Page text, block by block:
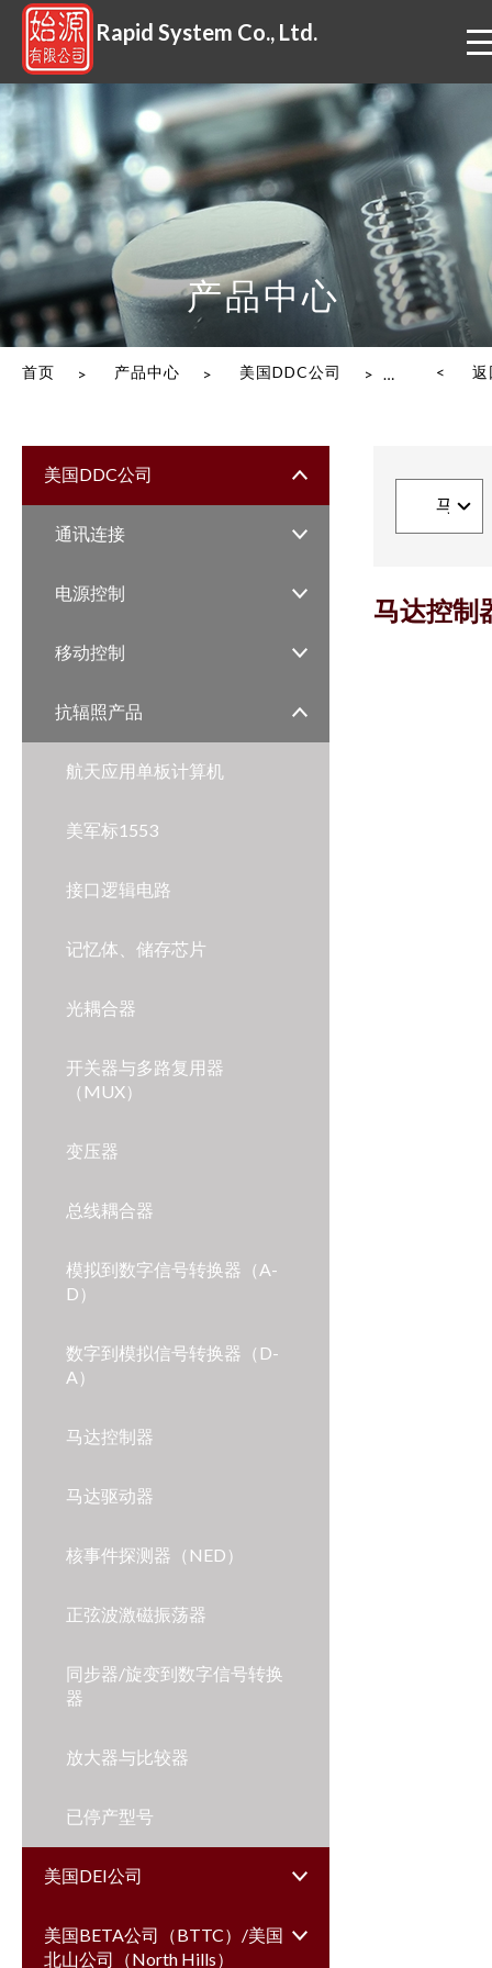
Rapid System Co., Ltd.
产品中心
首页 > 产品中心 > 美国DDC公司 > 抗辐照产品
< 返
美国DDC公司
通讯连接
电源控制
移动控制
抗辐照产品
航天应用单板计算机
美军标1553
接口逻辑电路
记忆体、储存芯片
光耦合器
开关器与多路复用器
（MUX）
变压器
总线耦合器
模拟到数字信号转换器（A-
D）
数字到模拟信号转换器（D-
A）
马达控制器
马达驱动器
核事件探测器（NED）
正弦波激磁振荡器
同步器/旋变到数字信号转换
器
放大器与比较器
已停产型号
美国DEI公司
美国BETA公司（BTTC）/美国
北山公司（North Hills）
马达控制